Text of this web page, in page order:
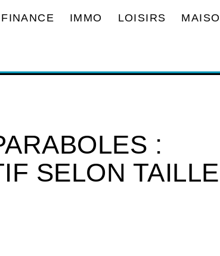
FINANCE IMMO LOISIRS
:
SELON